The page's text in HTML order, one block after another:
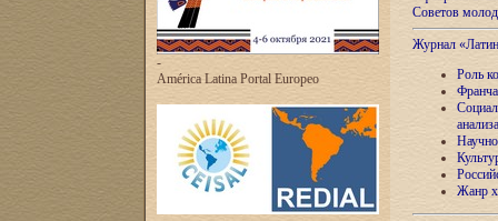
-
América Latina Portal Europeo
Советов
Журнал
Роль
анализа
Жанр